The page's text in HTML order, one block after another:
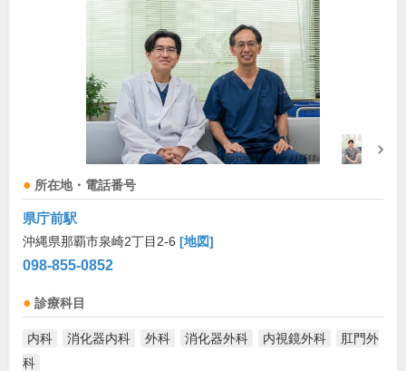
所在地・電話番号
県庁前駅
沖縄県那覇市泉崎2丁目2-6 [地図]
098-855-0852
診療科目
内科 消化器内科 外科 消化器外科 内視鏡外科
肛門外
科